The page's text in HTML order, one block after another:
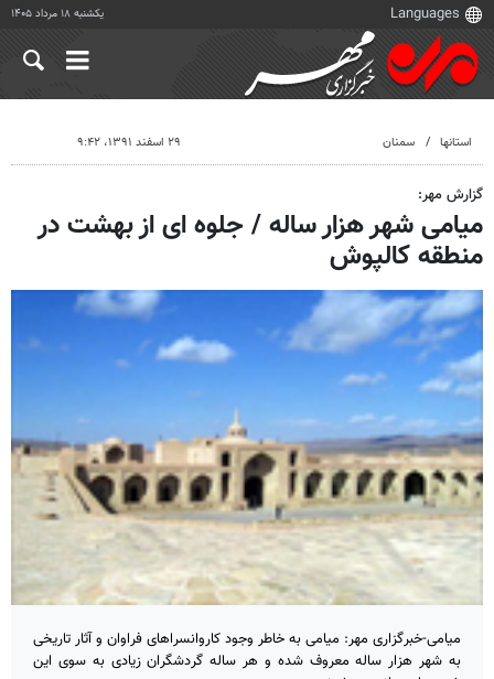
یکشنبه ۱۸ مرداد ۱۴۰۵
استانها سمنان ۲۹ اسفند ۱۳۹۱، ۹:۴۲
گزارش مهر:
میامی شهر هزار ساله / جلوه ای از بهشت در
منطقه کالپوش
میامی-خبرگزاری مهر: میامی به خاطر وجود کاروانسراهای فراوان و آثار تاریخی
به شهر هزار ساله معروف شده و هر ساله گردشگران زیادی به سوی این